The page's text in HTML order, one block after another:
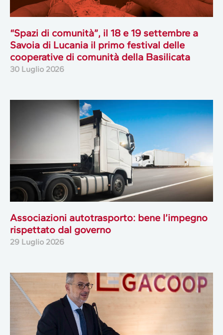
“Spazi di comunità”, il 18 e 19 settembre a
Savoia di Lucania il primo festival delle
cooperative di comunità della Basilicata
30 Luglio 2026
Associazioni autotrasporto: bene l’impegno
rispettato dal governo
29 Luglio 2026